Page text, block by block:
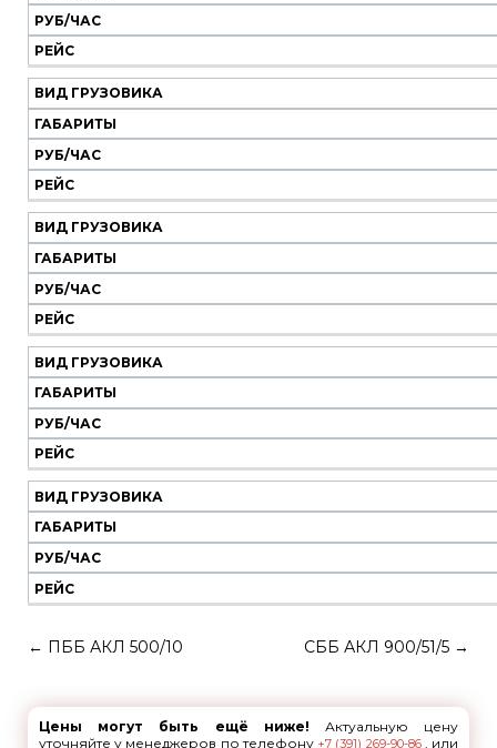
РУБ/ЧАС
РЕЙС
ВИД ГРУЗОВИКА
ГАБАРИТЫ
РУБ/ЧАС
РЕЙС
ВИД ГРУЗОВИКА
ГАБАРИТЫ
РУБ/ЧАС
РЕЙС
ВИД ГРУЗОВИКА
ГАБАРИТЫ
РУБ/ЧАС
РЕЙС
ВИД ГРУЗОВИКА
ГАБАРИТЫ
РУБ/ЧАС
РЕЙС
← ПББ АКЛ 500/10 СББ АКЛ 900/51/5 →
Цены могут быть ещё ниже! Актуальную цену
уточняйте у менеджеров по телефону +7 (391) 269-90-86 , или